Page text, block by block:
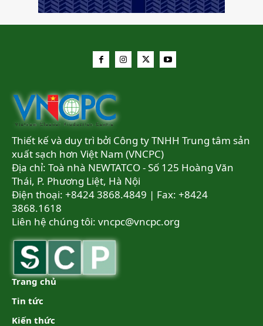
Thiết kế và duy trì bởi Công ty TNHH Trung tâm sản
xuất sạch hơn Việt Nam (VNCPC)
Địa chỉ: Toà nhà NEWTATCO - Số 125 Hoàng Văn
Thái, P. Phương Liệt, Hà Nội
Điện thoại: +8424 3868.4849 | Fax: +8424
3868.1618
Liên hệ chúng tôi: vncpc@vncpc.org
Trang chủ
Tin tức
Kiến thức